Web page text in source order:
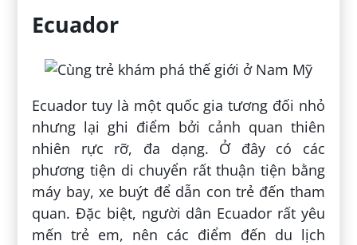
Ecuador
Ecuador tuy là một quốc gia tương đối nhỏ
nhưng lại ghi điểm bởi cảnh quan thiên
nhiên rực rỡ, đa dạng. Ở đây có các
phương tiện di chuyển rất thuận tiện bằng
máy bay, xe buýt để dẫn con trẻ đến tham
quan. Đặc biệt, người dân Ecuador rất yêu
mến trẻ em, nên các điểm đến du lịch